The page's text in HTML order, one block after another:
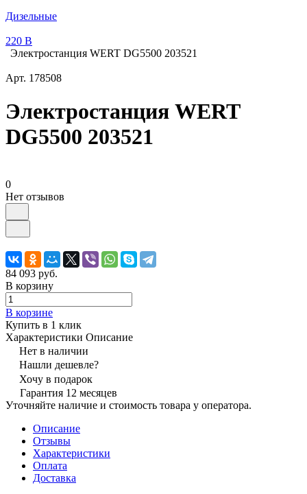
Дизельные
220 В
Электростанция WERT DG5500 203521
Арт. 178508
Электростанция WERT
DG5500 203521
0
Нет отзывов
84 093 руб.
В корзину
В корзине
Купить в 1 клик
Характеристики Описание
Нет в наличии
Нашли дешевле?
Хочу в подарок
Гарантия 12 месяцев
Уточняйте наличие и стоимость товара у оператора.
Описание
Отзывы
Характеристики
Оплата
Доставка